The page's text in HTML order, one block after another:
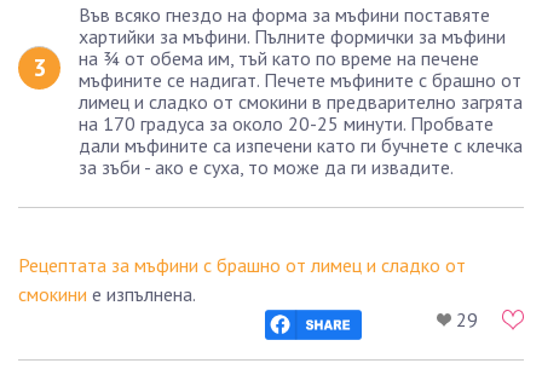
Във всяко гнездо на форма за мъфини поставяте
хартийки за мъфини. Пълните формички за мъфини
на ¾ от обема им, тъй като по време на печене
мъфините се надигат. Печете мъфините с брашно от
лимец и сладко от смокини в предварително загрята
на 170 градуса за около 20-25 минути. Пробвате
дали мъфините са изпечени като ги бучнете с клечка
за зъби - ако е суха, то може да ги извадите.
Рецептата за мъфини с брашно от лимец и сладко от
смокини е изпълнена.
29